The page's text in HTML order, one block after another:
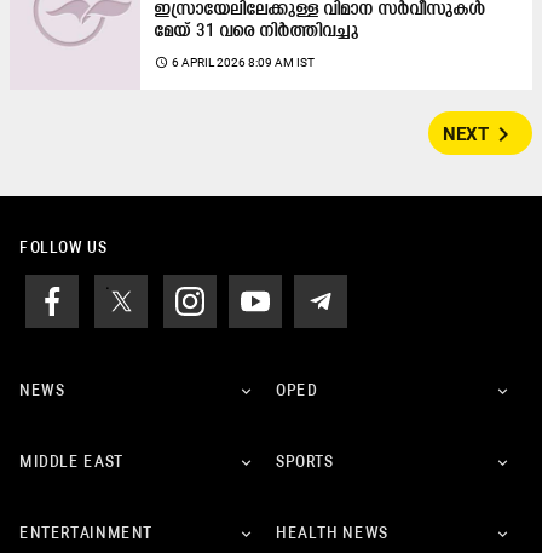
ഇസ്രായേലിലേക്കുള്ള വിമാന സർവീസുകൾ
മേയ് 31 വരെ നിർത്തിവച്ചു
access_time 6 APRIL 2026 8:09 AM IST
NEXT navigate_next
FOLLOW US
NEWS OPED
MIDDLE EAST SPORTS
ENTERTAINMENT HEALTH NEWS